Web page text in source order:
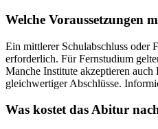
Welche Voraussetzungen
Ein mittlerer Schulabschluss oder
erforderlich. Für Fernstudium
Manche Institute akzeptieren
gleichwertiger Abschlüsse.
Was kostet das Abitur